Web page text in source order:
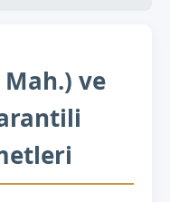
Mah.) ve